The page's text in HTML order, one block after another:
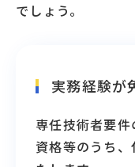
でしょう。
実務経験が
専任技術者要
資格等のうち